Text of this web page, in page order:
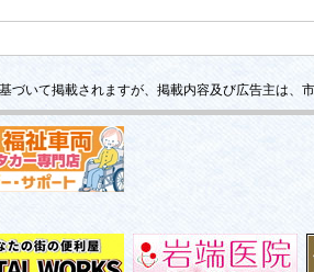
づいて掲載されますが、掲載内容及び広告主は、